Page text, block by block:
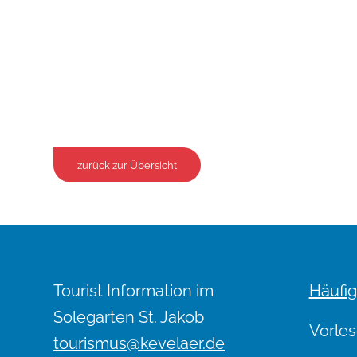
zurück zur Übersicht
Tourist Information im
Solegarten St. Jakob
tourismus@kevelaer.de